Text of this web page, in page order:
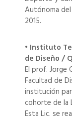
Autónoma
2015.
• Instituto
de Diseño /
El prof. Jorge
Facultad de
institución
cohorte de la
Esta Lic. se